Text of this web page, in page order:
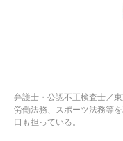
弁護士・公認不正検査士／
労働法務、スポーツ法務等
口も担っている。